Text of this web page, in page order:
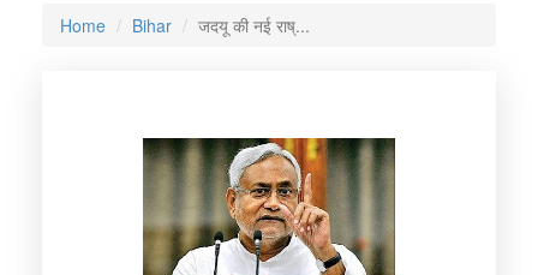
Home Bihar जदयू की नई राष्...